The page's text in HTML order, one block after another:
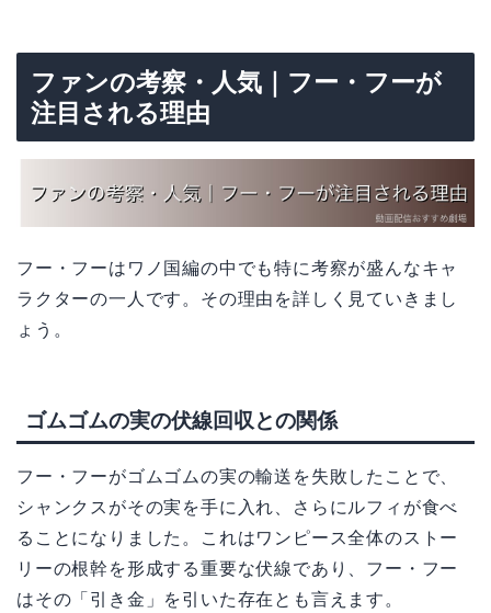
ファンの考察・人気｜フー・フーが
注目される理由
フー・フーはワノ国編の中でも特に考察が盛んなキャ
ラクターの一人です。その理由を詳しく見ていきまし
ょう。
ゴムゴムの実の伏線回収との関係
フー・フーがゴムゴムの実の輸送を失敗したことで、
シャンクスがその実を手に入れ、さらにルフィが食べ
ることになりました。これはワンピース全体のストー
リーの根幹を形成する重要な伏線であり、フー・フー
はその「引き金」を引いた存在とも言えます。